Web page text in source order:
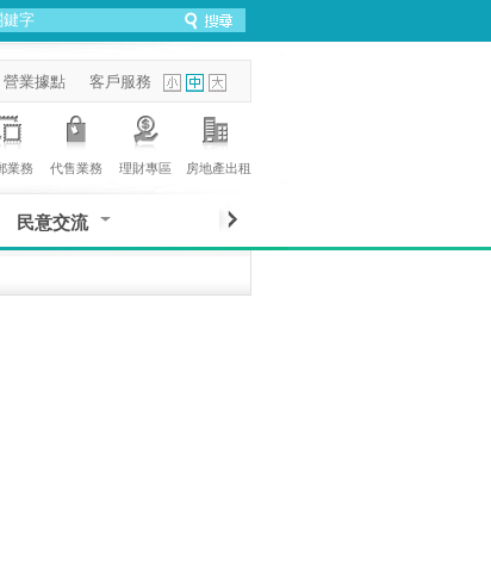
營業據點 客戶服務
業務 代售業務 理財專區 房地產出租
民意交流